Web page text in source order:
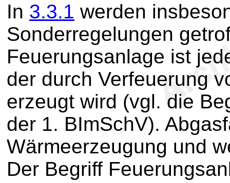
In 3.3.1 werden
Sonderregelungen
Feuerungsanlage ist
der durch Verfeuerung
erzeugt wird (vgl. die
der 1. BImSchV).
Wärmeerzeugung und
Der Begriff